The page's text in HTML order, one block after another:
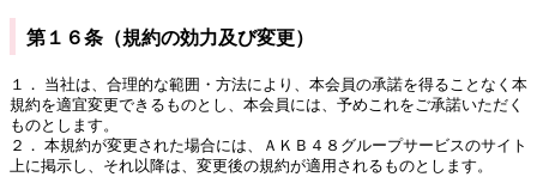
第１６条（規約の効力及び変更）
１． 当社は、合理的な範囲・方法により、本会員の承諾を得ることなく本
規約を適宜変更できるものとし、本会員には、予めこれをご承諾いただく
ものとします。
２． 本規約が変更された場合には、ＡＫＢ４８グループサービスのサイト
上に掲示し、それ以降は、変更後の規約が適用されるものとします。